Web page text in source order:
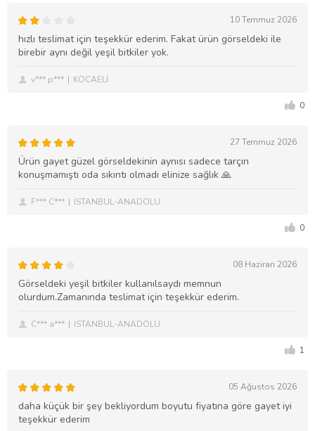
10 Temmuz 2026
hızlı teslimat için teşekkür ederim. Fakat ürün görseldeki ile
birebir aynı değil yeşil bitkiler yok.
v*** p*** KOCAELİ
0
27 Temmuz 2026
Ürün gayet güzel görseldekinin aynısı sadece tarçın
konuşmamıştı oda sıkıntı olmadı elinize sağlık 🙏
F*** C*** İSTANBUL-ANADOLU
0
08 Haziran 2026
Görseldeki yeşil bitkiler kullanılsaydı memnun
olurdum.Zamanında teslimat için teşekkür ederim.
C*** a*** İSTANBUL-ANADOLU
1
05 Ağustos 2026
daha küçük bir şey bekliyordum boyutu fiyatına göre gayet iyi
teşekkür ederim